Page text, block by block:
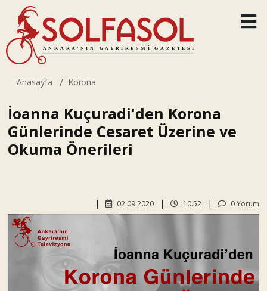
Anasayfa Korona
İoanna Kuçuradi'den Korona
Günlerinde Cesaret Üzerine ve
Okuma Önerileri
0 Yorum
10.52
02.09.2020